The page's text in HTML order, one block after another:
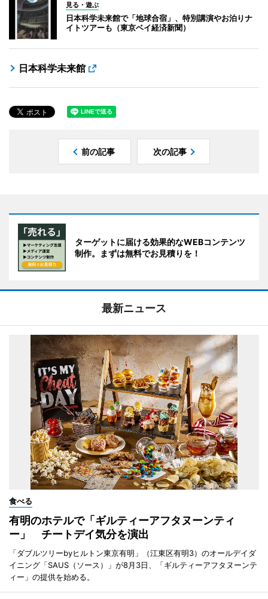
見る・遊ぶ
日本科学未来館で「地球合宿」、特別講演やお泊りナ
イトツアーも（東京ベイ経済新聞）
日本科学未来館
前の記事 次の記事
ターゲットに届ける効果的なWEBコンテンツ
制作。まずは無料でお見積りを！
最新ニュース
食べる
有明のホテルで「ギルティーアフタヌーンティ
ー」 チートデイ気分を演出
「ダブルツリーbyヒルトン東京有明」（江東区有明3）のオールデイダ
イニング「SAUS（ソース）」が8月3日、「ギルティーアフタヌーンテ
ィー」の提供を始める。